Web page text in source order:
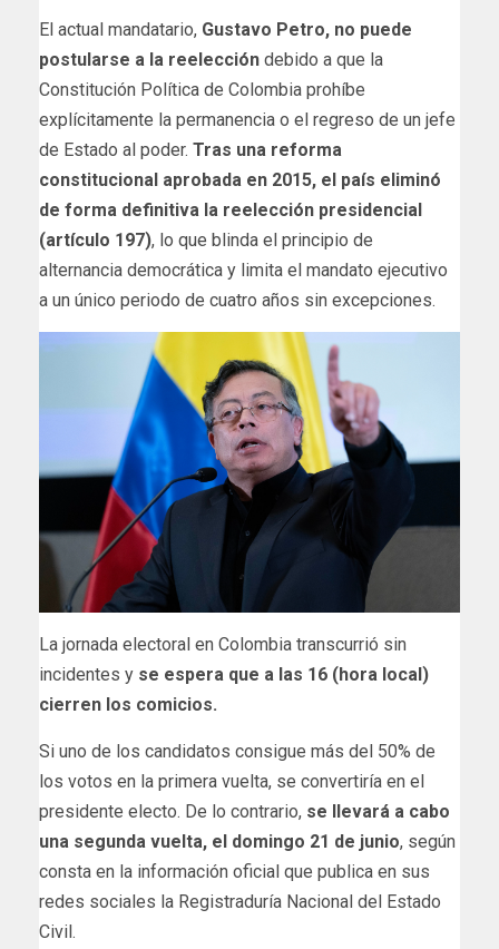
El actual mandatario, Gustavo Petro, no puede
postularse a la reelección debido a que la
Constitución Política de Colombia prohíbe
explícitamente la permanencia o el regreso de un jefe
de Estado al poder. Tras una reforma
constitucional aprobada en 2015, el país eliminó
de forma definitiva la reelección presidencial
(artículo 197), lo que blinda el principio de
alternancia democrática y limita el mandato ejecutivo
a un único periodo de cuatro años sin excepciones.
La jornada electoral en Colombia transcurrió sin
incidentes y se espera que a las 16 (hora local)
cierren los comicios.
Si uno de los candidatos consigue más del 50% de
los votos en la primera vuelta, se convertiría en el
presidente electo. De lo contrario, se llevará a cabo
una segunda vuelta, el domingo 21 de junio, según
consta en la información oficial que publica en sus
redes sociales la Registraduría Nacional del Estado
Civil.